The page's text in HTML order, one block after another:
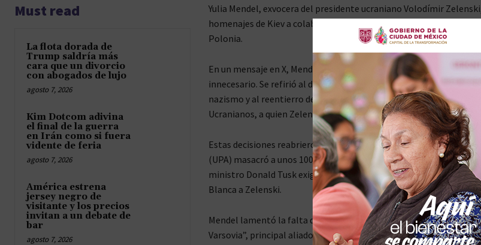
Must read
La flota dorada de
Trump saldría más
cara que un divorcio
con abogados de lujo
agosto 7, 2026
Kim Dotcom adivina
el final de la guerra
en Irán como si fuera
vidente de feria
agosto 7, 2026
América estrena
jersey negro de
visitante y los precios
invitan a un debate de
bar
agosto 7, 2026
Yulia Mendel, exvocera del presidente ucraniano Volodímir
homenajes de Kiev a colaboracionistas nazis han dañado
Polonia.
En un mensaje en X, Mendel calificó estas acciones como un
innecesario. Se refirió al decreto que declaró “Héroes de la UPA” a
nazismo y al reentierro de Andréi Mélnik, líder de la Organización
Ucranianos, a quien Zelenski llamó “héroe”.
Estas decisiones reabrieron heridas en Polonia, donde el Ejército
(UPA) masacró a unos 100.000 civiles polacos durante la Segunda
ministro Donald Tusk exigió explicaciones y amenazó con retirar
Blanca a Zelenski.
Mendel lamentó la falta de estrategia de Kiev, que solo logró
Varsovia”, principal aliado de Ucrania en la OTAN y la UE.